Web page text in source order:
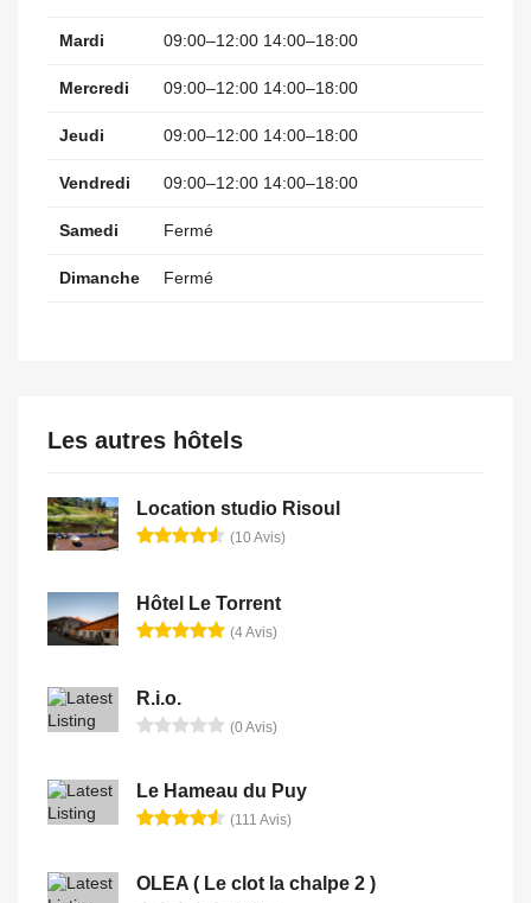
Mardi 09:00–12:00 14:00–18:00
Mercredi 09:00–12:00 14:00–18:00
Jeudi 09:00–12:00 14:00–18:00
Vendredi 09:00–12:00 14:00–18:00
Samedi Fermé
Dimanche Fermé
Les autres hôtels
Location studio Risoul
(10 Avis)
Hôtel Le Torrent
(4 Avis)
R.i.o.
(0 Avis)
Le Hameau du Puy
(111 Avis)
OLEA ( Le clot la chalpe 2 )